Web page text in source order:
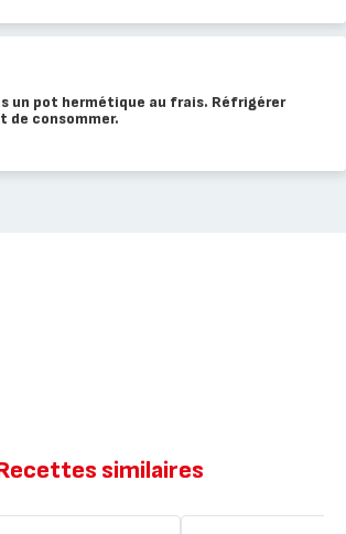
un pot hermétique au frais. Réfrigérer
de consommer.
similaires